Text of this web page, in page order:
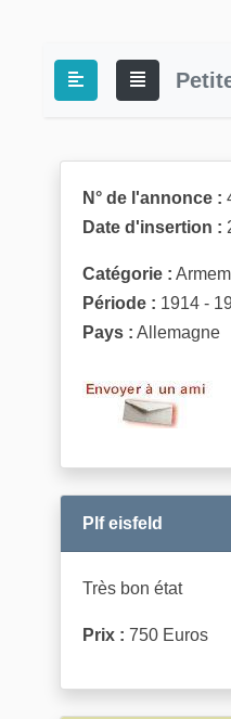
N° de l'annonce :
Date d'insertion :
Catégorie :
Période : 1914 -
Pays : Allemagne
Plf eisfeld
Très bon état
Prix : 750 Euros